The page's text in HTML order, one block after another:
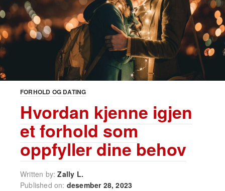
FORHOLD OG DATING
Hvordan kjenne igjen
et forhold som
oppfyller dine behov
Written by:Zally L.
Published on: desember 28, 2023